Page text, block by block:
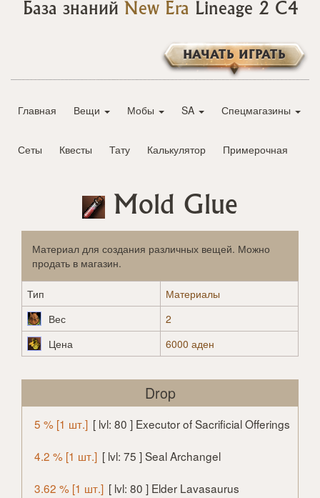
База знаний New Era Lineage 2 C4
НАЧАТЬ ИГРАТЬ
Главная Вещи Мобы SA Спецмагазины
Сеты Квесты Тату Калькулятор Примерочная
Mold Glue
Материал для создания различных вещей. Можно
продать в магазин.
Тип
Материалы
Вес
2
Цена
6000 аден
Drop
5 % [1 шт.] [ lvl: 80 ] Executor of Sacrificial Offerings
4.2 % [1 шт.] [ lvl: 75 ] Seal Archangel
3.62 % [1 шт.] [ lvl: 80 ] Elder Lavasaurus